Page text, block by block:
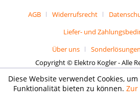
AGB Widerrufsrecht
Liefer- und
Über uns
Sonderlösungen
Copyright © Elektro Kogler - Alle
Diese Website verwendet Cookies,
Funktionalität bieten zu können. Zur